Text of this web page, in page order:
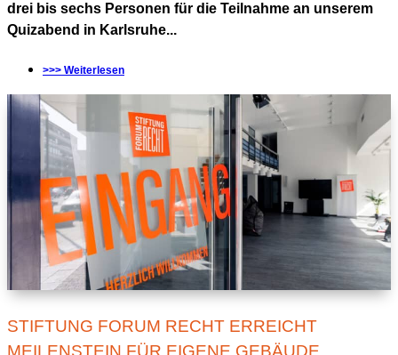
drei bis sechs Personen für die Teilnahme an unserem
Quizabend in Karlsruhe...
>>> Weiterlesen
STIFTUNG FORUM RECHT ERREICHT
MEILENSTEIN FÜR EIGENE GEBÄUDE